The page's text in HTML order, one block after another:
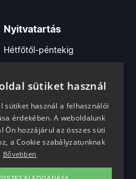
Nyitvatartás
Hétfőtől-péntekig
7:30-16:30
Szombaton
minden egyéb azon szereplő
tulajdonát képezik. Azok
kizárólag a jog
sütiket használ
sütiket használ a felhasználói
érdekében. A weboldalunk
Ön hozzájárul az összes süti
a Cookie szabályzatunknak
Bővebben